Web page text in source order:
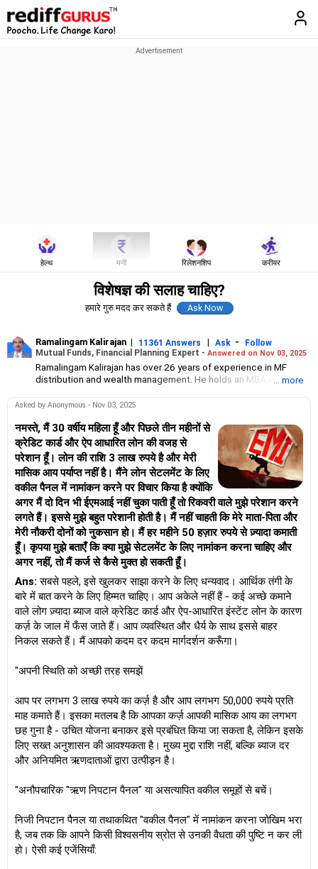
हेल्थ मनी रिलेशनशिप करीयर
विशेषज्ञ की सलाह चाहिए?
हमारे गुरु मदद कर सकते हैं
Ramalingam Kalirajan | 11361 Answers | Ask -
Follow
Mutual Funds, Financial Planning Expert - Answered on Nov 03, 2025
Ramalingam Kalirajan has over 26 years of experience in MF
distribution and wealth management. He holds an MBA in Finance
Planner) credentialed professional. He is the Director of Holistic
Distribution (ARN-4188) and APMI-registered PMS Distribution
firm (APRN07386), helping clients build long-term wealth
through mutual funds and other investment solutions.
... more
Asked by Anonymous - Nov 03, 2025
नमस्ते, मैं 30 वर्षीय महिला हूँ और पिछले तीन महीनों से
क्रेडिट कार्ड और ऐप आधारित लोन की वजह से
परेशान हूँ। लोन की राशि 3 लाख रुपये है और मेरी
मासिक आय पर्याप्त नहीं है। मैंने लोन सेटलमेंट के लिए
वकील पैनल में नामांकन करने पर विचार किया है क्योंकि
अगर मैं दो दिन भी ईएमआई नहीं चुका पाती हूँ तो रिकवरी वाले मुझे परेशान करने
लगते हैं। इससे मुझे बहुत परेशानी होती है। मैं नहीं चाहती कि मेरे माता-पिता और
मेरी नौकरी दोनों को नुकसान हो। मैं हर महीने 50 हज़ार रुपये से ज़्यादा कमाती
हूँ। कृपया मुझे बताएँ कि क्या मुझे सेटलमेंट के लिए नामांकन करना चाहिए और
अगर नहीं, तो मैं कर्ज से कैसे मुक्त हो सकती हूँ।
Ans: सबसे पहले, इसे खुलकर साझा करने के लिए धन्यवाद। आर्थिक तंगी के
बारे में बात करने के लिए हिम्मत चाहिए। आप अकेले नहीं हैं - कई अच्छे कमाने
वाले लोग ज़्यादा ब्याज वाले क्रेडिट कार्ड और ऐप-आधारित इंस्टेंट लोन के कारण
कर्ज़ के जाल में फँस जाते हैं। आप व्यवस्थित और धैर्य के साथ इससे बाहर
निकल सकते हैं। मैं आपको कदम दर कदम मार्गदर्शन करूँगा।
"अपनी स्थिति को अच्छी तरह समझें
आप पर लगभग 3 लाख रुपये का कर्ज़ है और आप लगभग 50,000 रुपये प्रति
माह कमाते हैं। इसका मतलब है कि आपका कर्ज़ आपकी मासिक आय का लगभग
छह गुना है - उचित योजना बनाकर इसे प्रबंधित किया जा सकता है, लेकिन इसके
लिए सख्त अनुशासन की आवश्यकता है। मुख्य मुद्दा राशि नहीं, बल्कि ब्याज दर
और अनियमित ऋणदाताओं द्वारा उत्पीड़न है।
"अनौपचारिक "ऋण निपटान पैनल" या असत्यापित वकील समूहों से बचें।
निजी निपटान पैनल या तथाकथित "वकील पैनल" में नामांकन करना जोखिम भरा
है, जब तक कि आपने किसी विश्वसनीय स्रोत से उनकी वैधता की पुष्टि न कर ली
हो। ऐसी कई एजेंसियाँ: